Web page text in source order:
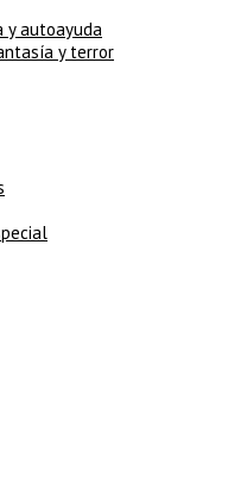
y autoayuda
y terror